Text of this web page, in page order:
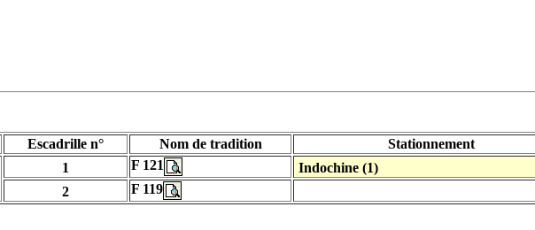
Escadrille n° Nom de tradition Stationnement
1 F 121 Indochine (1)
2
F 119